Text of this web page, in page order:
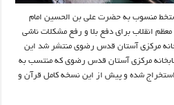
منسوب به حضرت علی بن الحسین امام
انقلاب برای دفع بلا و رفع مشکلات ناشی
مرکزی آستان قدس رضوی منتشر شد این
الخط از روی قرآن شماره ۱۶ کتابخانه مرکزی آستان قدس رضوی که منتسب به
شده و پیش از این نسخه کامل قرآن و